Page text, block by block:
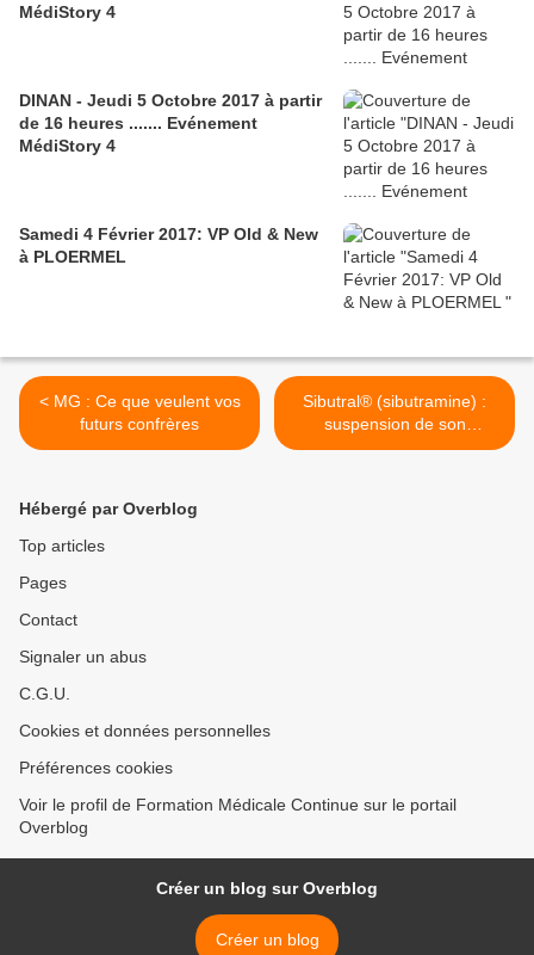
MédiStory 4
DINAN - Jeudi 5 Octobre 2017 à partir
de 16 heures ....... Evénement
MédiStory 4
Samedi 4 Février 2017: VP Old & New
à PLOERMEL
< MG : Ce que veulent vos
futurs confrères
Sibutral® (sibutramine) :
suspension de son
autorisation de mise sur le
Hébergé par Overblog
Top articles
Pages
Contact
Signaler un abus
C.G.U.
Cookies et données personnelles
Préférences cookies
Voir le profil de Formation Médicale Continue sur le portail
Overblog
Créer un blog sur Overblog
Créer un blog